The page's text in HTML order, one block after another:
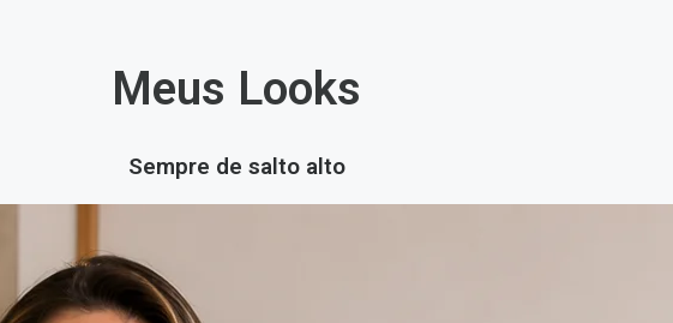
Meus Looks
Sempre de salto alto